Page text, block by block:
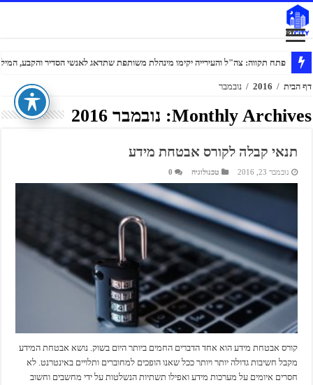
פתח תקווה: צה"ל והעירייה יקימו מינהלת משותפת שתדאג לאנשי הסדיר והקבע,
דף הבית /
2016
/ נובמבר
Monthly Archives: נובמבר 2016
תנאי קבלה לקורס אבטחת מידע
נובמבר 23, 2016 טכנולוגיה 0
קורס אבטחת מידע הוא אחד הדברים החמים ביותר היום בשוק. נושא אבטחת המידע
מקבל חשיבות גדולה יותר ויותר ככל שאנו הופכים למחוברים ותלויים באינטרנט. לא
חסרים איומים על מערכות מידע ואפילו תשתיות הנשלטות על ידי מחשבים וחשוב